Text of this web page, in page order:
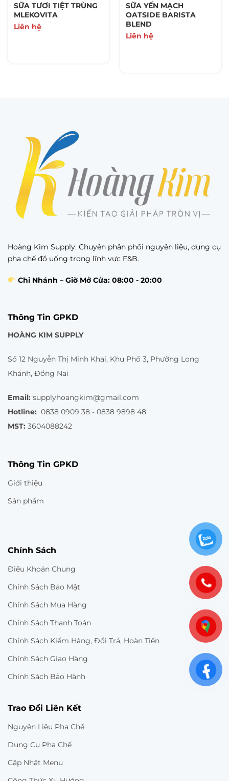
SỮA TƯƠI TIỆT TRÙNG
MLEKOVITA
Liên hệ
SỮA YẾN MẠCH
OATSIDE BARISTA
BLEND
Liên hệ
Hoàng Kim Supply: Chuyên phân phối nguyên liệu, dụng cụ
pha chế đồ uống trong lĩnh vực F&B.
Chi Nhánh – Giờ Mở Cửa: 08:00 - 20:00
Thông Tin GPKD
HOÀNG KIM SUPPLY
Số 12 Nguyễn Thị Minh Khai, Khu Phố 3, Phường Long
Khánh, Đồng Nai
Email: supplyhoangkim@gmail.com
Hotline: 0838 0909 38 - 0838 9898 48
MST: 3604088242
Thông Tin GPKD
Giới thiệu
Sản phẩm
Chính Sách
Điều Khoản Chung
Chính Sách Bảo Mật
Chính Sách Mua Hàng
Chính Sách Thanh Toán
Chính Sách Kiểm Hàng, Đổi Trả, Hoàn Tiền
Chính Sách Giao Hàng
Chính Sách Bảo Hành
Trao Đổi Liên Kết
Nguyên Liệu Pha Chế
Dụng Cụ Pha Chế
Cập Nhật Menu